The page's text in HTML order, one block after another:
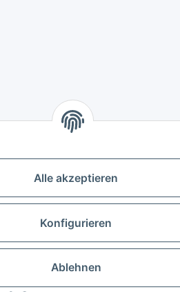
Alle akzeptieren
Konfigurieren
Ablehnen